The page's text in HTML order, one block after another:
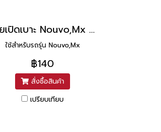
สายเปิดเบาะ Nouvo,Mx ยี่ห้อ Yaguso ยาว 55 นิ้ว
ใช้สำหรับรถรุ่น Nouvo,Mx
฿140
สั่งซื้อสินค้า
เปรียบเทียบ